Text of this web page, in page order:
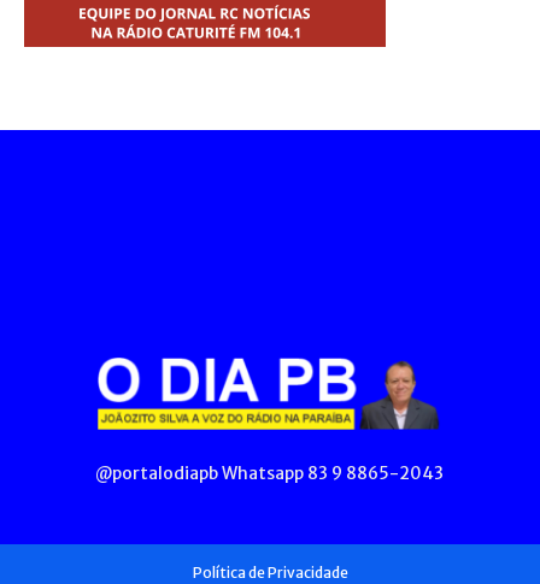
@portalodiapb Whatsapp 83 9 8865-2043
Política de Privacidade